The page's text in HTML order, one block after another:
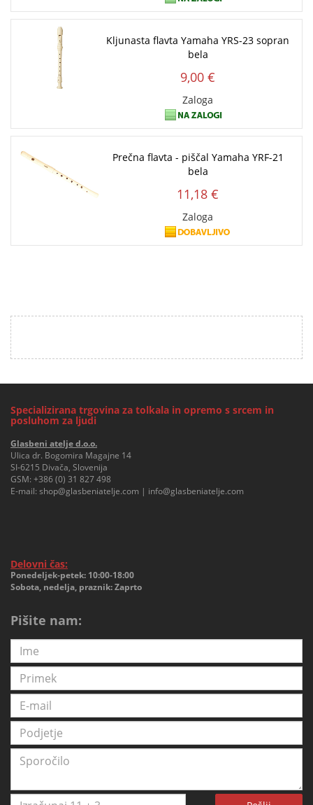
Kljunasta flavta Yamaha YRS-23 sopran
bela
9,00 €
Zaloga
Prečna flavta - piščal Yamaha YRF-21
bela
11,18 €
Zaloga
Specializirana trgovina za tolkala in opremo s srcem in
posluhom za ljudi
Glasbeni atelje d.o.o.
Ulica dr. Bogomira Magajne 14
SI-6215 Divača, Slovenija
GSM: +386 (0) 31 827 498
E-mail: shop@glasbeniatelje.com | info@glasbeniatelje.com
Delovni čas:
Ponedeljek-petek: 10:00-18:00
Sobota, nedelja, praznik: Zaprto
Pišite nam: